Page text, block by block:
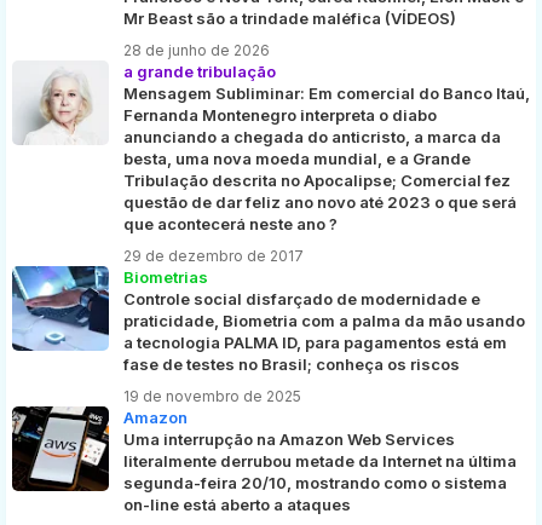
Mr Beast são a trindade maléfica (VÍDEOS)
28 de junho de 2026
a grande tribulação
Mensagem Subliminar: Em comercial do Banco Itaú,
Fernanda Montenegro interpreta o diabo
anunciando a chegada do anticristo, a marca da
besta, uma nova moeda mundial, e a Grande
Tribulação descrita no Apocalipse; Comercial fez
questão de dar feliz ano novo até 2023 o que será
que acontecerá neste ano ?
29 de dezembro de 2017
Biometrias
Controle social disfarçado de modernidade e
praticidade, Biometria com a palma da mão usando
a tecnologia PALMA ID, para pagamentos está em
fase de testes no Brasil; conheça os riscos
19 de novembro de 2025
Amazon
Uma interrupção na Amazon Web Services
literalmente derrubou metade da Internet na última
segunda-feira 20/10, mostrando como o sistema
on-line está aberto a ataques